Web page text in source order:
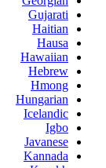
Gujarati
Haitian
Hausa
Hawaiian
Hebrew
Hmong
Hungarian
Icelandic
Igbo
Javanese
Kannada